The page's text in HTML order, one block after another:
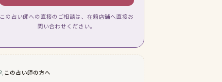
この占い師への直接のご相談は、在籍店舗へ直接お
問い合わせください。
この占い師の方へ